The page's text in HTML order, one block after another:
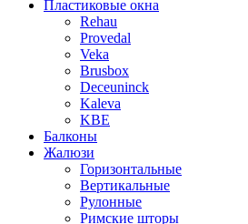
Пластиковые окна
Rehau
Provedal
Veka
Brusbox
Deceuninck
Kaleva
KBE
Балконы
Жалюзи
Горизонтальные
Вертикальные
Рулонные
Римские шторы